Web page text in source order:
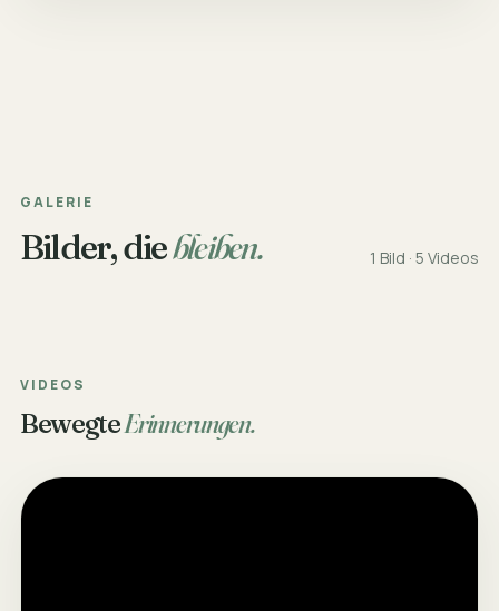
GALERIE
Bilder, diebleiben. 1 Bild · 5 Videos
VIDEOS
BewegteErinnerungen.